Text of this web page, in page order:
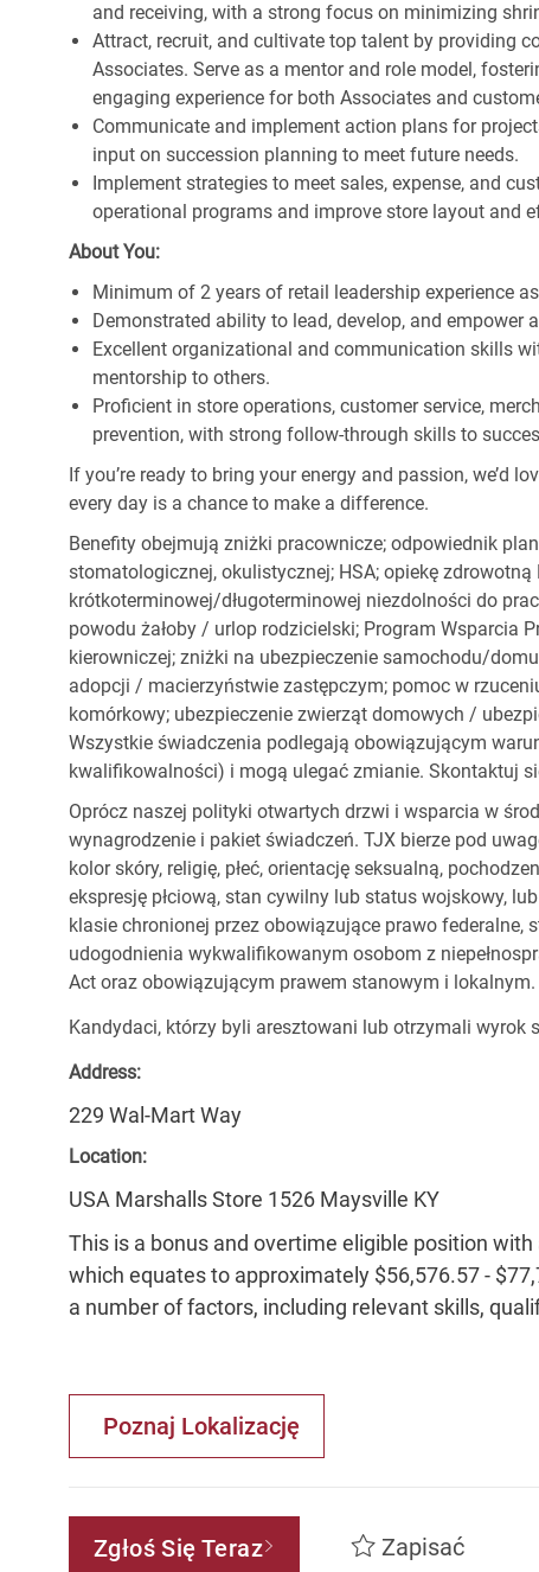
and receiving, with a strong focus on minimizing
Attract, recruit, and cultivate top talent by providing
Associates. Serve as a mentor and role model,
engaging experience for both Associates and
Communicate and implement action plans for
input on succession planning to meet future needs.
Implement strategies to meet sales, expense, and
operational programs and improve store layout and
About You:
Minimum of 2 years of retail leadership experience
Demonstrated ability to lead, develop, and empower
Excellent organizational and communication skills
mentorship to others.
Proficient in store operations, customer service,
prevention, with strong follow-through skills to
If you’re ready to bring your energy and passion, we’d
every day is a chance to make a difference.
Benefity obejmują zniżki pracownicze; odpowiednik
stomatologicznej, okulistycznej; HSA; opiekę zdrowotną
krótkoterminowej/długoterminowej niezdolności do
powodu żałoby / urlop rodzicielski; Program Wsparcia
kierowniczej; zniżki na ubezpieczenie samochodu/
adopcji / macierzyństwie zastępczym; pomoc w
komórkowy; ubezpieczenie zwierząt domowych /
Wszystkie świadczenia podlegają obowiązującym
kwalifikowalności) i mogą ulegać zmianie. Skontaktuj
Oprócz naszej polityki otwartych drzwi i wsparcia w
wynagrodzenie i pakiet świadczeń. TJX bierze pod
kolor skóry, religię, płeć, orientację seksualną,
ekspresję płciową, stan cywilny lub status wojskowy,
klasie chronionej przez obowiązujące prawo
udogodnienia wykwalifikowanym osobom z
Act oraz obowiązującym prawem stanowym i lokalnym.
Kandydaci, którzy byli aresztowani lub otrzymali wyrok
Address:
229 Wal-Mart Way
Location:
USA Marshalls Store 1526 Maysville KY
This is a bonus and overtime eligible position
which equates to approximately $56,576.57 -
a number of factors, including relevant skills,
Poznaj Lokalizację
Zgłoś Się Teraz Zapisać